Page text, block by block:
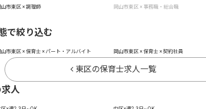
市東区 × 調理師 岡山市東区 × 事務職・総合職
で絞り込む
市東区 × 保育士 × パート・アルバイト 岡山市東区 × 保育士 × 契約社員
東区の保育士求人一覧
人